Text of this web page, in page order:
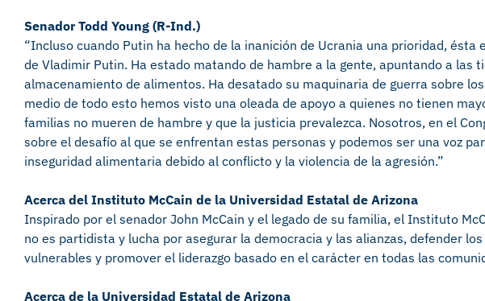
Senador Todd Young (R-Ind.)
“Incluso cuando Putin ha hecho de la inanición de Ucrania una prioridad, ésta
de Vladimir Putin. Ha estado matando de hambre a la gente, apuntando a las
almacenamiento de alimentos. Ha desatado su maquinaria de guerra sobre
medio de todo esto hemos visto una oleada de apoyo a quienes no tienen
familias no mueren de hambre y que la justicia prevalezca. Nosotros, en el
sobre el desafío al que se enfrentan estas personas y podemos ser una voz
inseguridad alimentaria debido al conflicto y la violencia de la agresión.”
Acerca del Instituto McCain de la Universidad Estatal de Arizona
Inspirado por el senador John McCain y el legado de su familia, el Instituto
no es partidista y lucha por asegurar la democracia y las alianzas, defender
vulnerables y promover el liderazgo basado en el carácter en todas las
Acerca de la Universidad Estatal de Arizona